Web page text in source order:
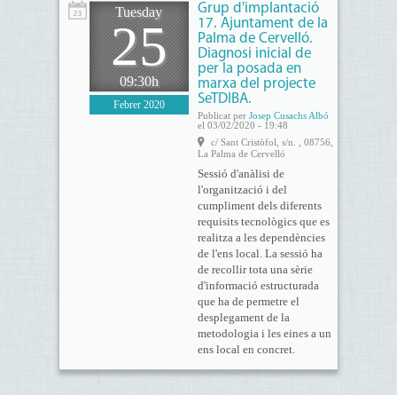
Tuesday
25
09:30h
Febrer 2020
Grup d'implantació
17. Ajuntament de la
Palma de Cervelló.
Diagnosi inicial de
per la posada en
marxa del projecte
SeTDIBA.
Publicat per Josep Cusachs Albó
el 03/02/2020 - 19:48
c/ Sant Cristòfol, s/n. , 08756,
La Palma de Cervelló
Sessió d'anàlisi de
l'organització i del
cumpliment dels diferents
requisits tecnològics que es
realitza a les dependències
de l'ens local. La sessió ha
de recollir tota una sèrie
d'informació estructurada
que ha de permetre el
desplegament de la
metodologia i les eines a un
ens local en concret.